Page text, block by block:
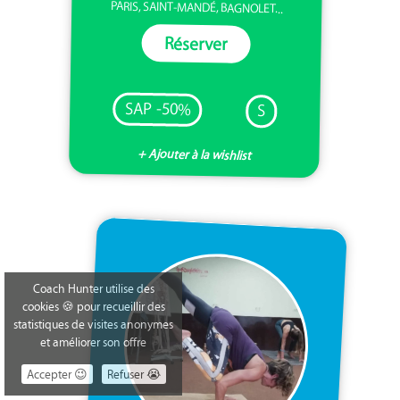
PARIS, SAINT-MANDÉ, BAGNOLET...
Réserver
SAP -50% S
+ Ajouter à la wishlist
Coach Hunter utilise des
cookies 🍪 pour recueillir des
statistiques de visites anonymes
et améliorer son offre
Accepter 😉
Refuser 😭